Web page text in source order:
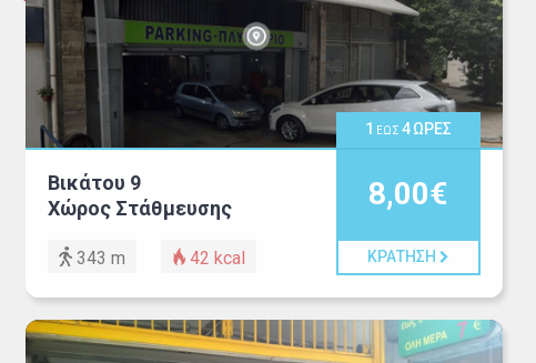
Βικάτου 9
Χώρος Στάθμευσης
343 m 42 kcal
1 ΕΩΣ 4ΩΡΕΣ
8,00€
ΚΡΑΤΗΣΗ